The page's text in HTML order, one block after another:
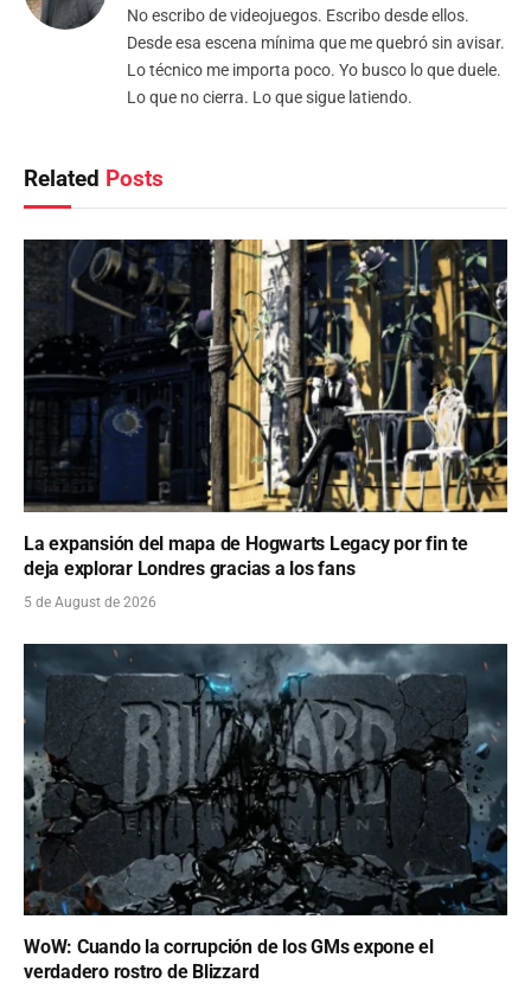
No escribo de videojuegos. Escribo desde ellos.
Desde esa escena mínima que me quebró sin avisar.
Lo técnico me importa poco. Yo busco lo que duele.
Lo que no cierra. Lo que sigue latiendo.
Related Posts
La expansión del mapa de Hogwarts Legacy por fin te
deja explorar Londres gracias a los fans
5 de August de 2026
WoW: Cuando la corrupción de los GMs expone el
verdadero rostro de Blizzard